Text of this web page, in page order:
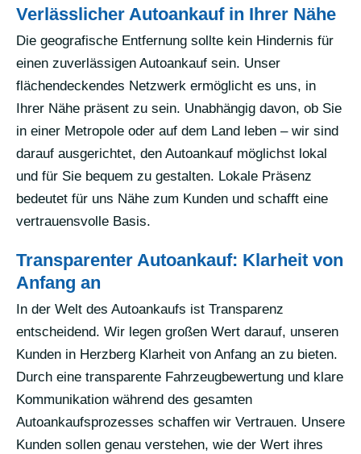
Verlässlicher Autoankauf in Ihrer Nähe
Die geografische Entfernung sollte kein Hindernis für
einen zuverlässigen Autoankauf sein. Unser
flächendeckendes Netzwerk ermöglicht es uns, in
Ihrer Nähe präsent zu sein. Unabhängig davon, ob Sie
in einer Metropole oder auf dem Land leben – wir sind
darauf ausgerichtet, den Autoankauf möglichst lokal
und für Sie bequem zu gestalten. Lokale Präsenz
bedeutet für uns Nähe zum Kunden und schafft eine
vertrauensvolle Basis.
Transparenter Autoankauf: Klarheit von
Anfang an
In der Welt des Autoankaufs ist Transparenz
entscheidend. Wir legen großen Wert darauf, unseren
Kunden in Herzberg Klarheit von Anfang an zu bieten.
Durch eine transparente Fahrzeugbewertung und klare
Kommunikation während des gesamten
Autoankaufsprozesses schaffen wir Vertrauen. Unsere
Kunden sollen genau verstehen, wie der Wert ihres